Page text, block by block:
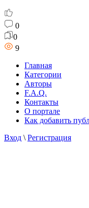
0
0
9
Главная
Категории
Авторы
F.A.Q.
Контакты
О портале
Как добавить
Вход \ Регистрация